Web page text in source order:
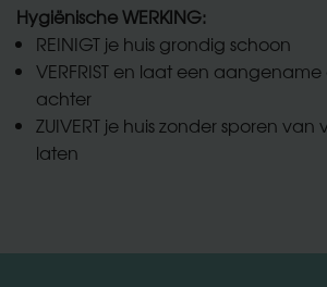
Uw huis
Veel gestelde vragen
Onze producten
Hygiënische WERKING:
REINIGT je huis grondig schoon
VERFRIST en laat een
achter
ZUIVERT je huis zonder sporen
laten